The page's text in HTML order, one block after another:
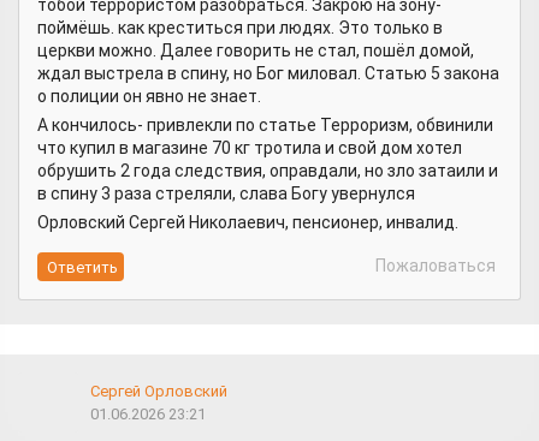
тобой террористом разобраться. Закрою на зону-
поймёшь. как креститься при людях. Это только в
церкви можно. Далее говорить не стал, пошёл домой,
ждал выстрела в спину, но Бог миловал. Статью 5 закона
о полиции он явно не знает.
А кончилось- привлекли по статье Терроризм, обвинили
что купил в магазине 70 кг тротила и свой дом хотел
обрушить 2 года следствия, оправдали, но зло затаили и
в спину 3 раза стреляли, слава Богу увернулся
Орловский Сергей Николаевич, пенсионер, инвалид.
Пожаловаться
Сергей Орловский
01.06.2026 23:21